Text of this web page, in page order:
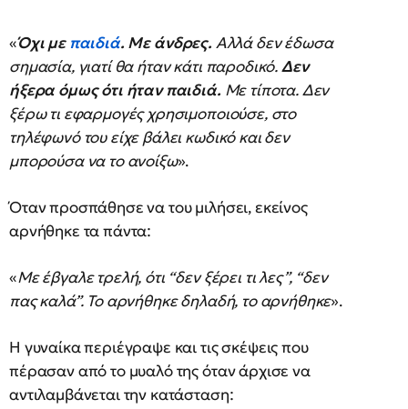
«Όχι με παιδιά. Με άνδρες. Αλλά δεν έδωσα
σημασία, γιατί θα ήταν κάτι παροδικό.Δεν
ήξερα όμως ότι ήταν παιδιά. Με τίποτα. Δεν
ξέρω τι εφαρμογές χρησιμοποιούσε, στο
τηλέφωνό του είχε βάλει κωδικό και δεν
μπορούσα να το ανοίξω».
Όταν προσπάθησε να του μιλήσει, εκείνος
αρνήθηκε τα πάντα:
«Με έβγαλε τρελή, ότι “δεν ξέρει τι λες”, “δεν
πας καλά”. Το αρνήθηκε δηλαδή, το αρνήθηκε».
Η γυναίκα περιέγραψε και τις σκέψεις που
πέρασαν από το μυαλό της όταν άρχισε να
αντιλαμβάνεται την κατάσταση: